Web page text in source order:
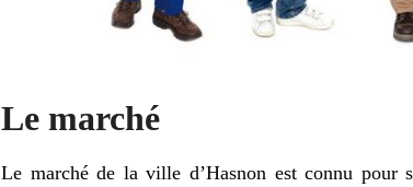
Le marché
Le marché de la ville d’Hasnon est connu